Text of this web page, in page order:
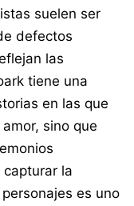
suelen ser
defectos
las
tiene una
en las que
sino que
la
es uno